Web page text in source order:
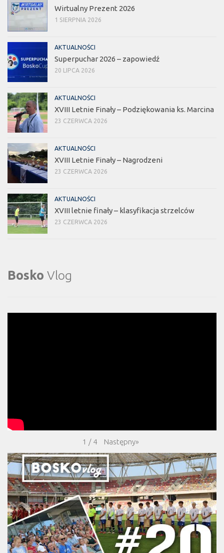
Wirtualny Prezent 2026
1 SIERPNIA 2026
AKTUALNOŚCI
Superpuchar 2026 – zapowiedź
20 LIPCA 2026
AKTUALNOŚCI
XVIII Letnie Finały – Podziękowania ks. Marcina
23 CZERWCA 2026
AKTUALNOŚCI
XVIII Letnie Finały – Nagrodzeni
23 CZERWCA 2026
AKTUALNOŚCI
XVIII letnie finały – klasyfikacja strzelców
23 CZERWCA 2026
Bosko Vlog
1 / 4 Następny»